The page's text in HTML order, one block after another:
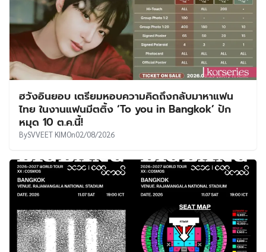
ฮวังอินยอบ เตรียมหอบความคิดถึงกลับมาหาแฟน
ไทย ในงานแฟนมีตติ้ง ‘To you in Bangkok’ ปัก
หมุด 10 ต.ค.นี้!
BySVVEET KIMOn02/08/2026